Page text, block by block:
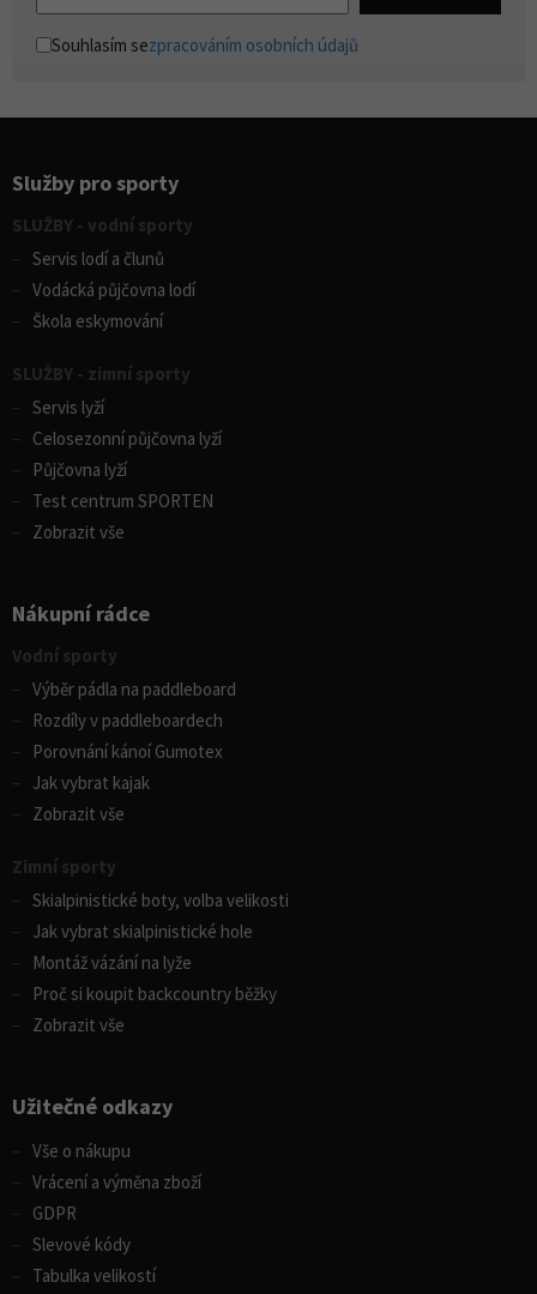
Souhlasím sezpracováním osobních údajů
Služby pro sporty
SLUŽBY - vodní sporty
Servis lodí a člunů
Vodácká půjčovna lodí
Škola eskymování
SLUŽBY - zimní sporty
Servis lyží
Celosezonní půjčovna lyží
Půjčovna lyží
Test centrum SPORTEN
Zobrazit vše
Nákupní rádce
Vodní sporty
Výběr pádla na paddleboard
Rozdíly v paddleboardech
Porovnání kánoí Gumotex
Jak vybrat kajak
Zobrazit vše
Zimní sporty
Skialpinistické boty, volba velikosti
Jak vybrat skialpinistické hole
Montáž vázání na lyže
Proč si koupit backcountry běžky
Zobrazit vše
Užitečné odkazy
Vše o nákupu
Vrácení a výměna zboží
GDPR
Slevové kódy
Tabulka velikostí